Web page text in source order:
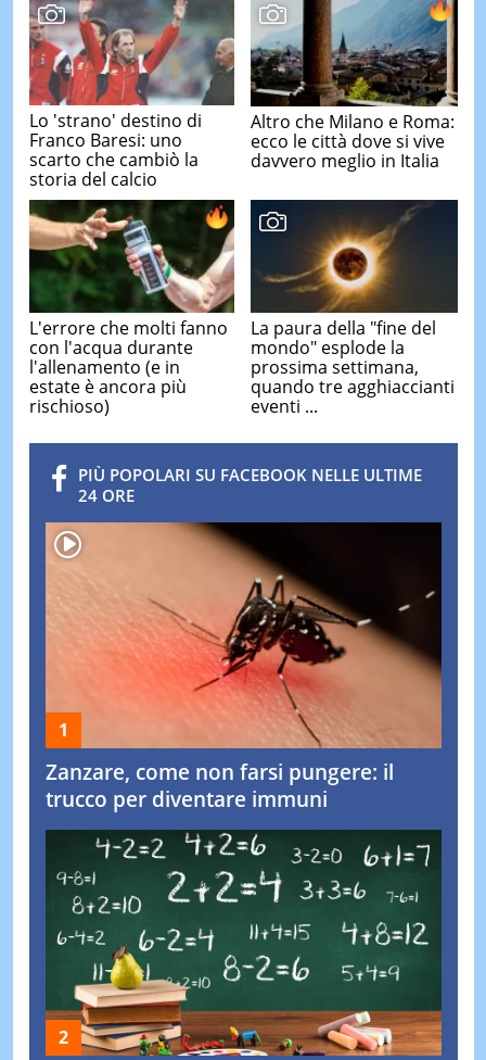
Lo 'strano' destino di
Franco Baresi: uno
scarto che cambiò la
storia del calcio
Altro che Milano e Roma:
ecco le città dove si vive
davvero meglio in Italia
L'errore che molti fanno
con l'acqua durante
l'allenamento (e in
estate è ancora più
rischioso)
La paura della "fine del
mondo" esplode la
prossima settimana,
quando tre agghiaccianti
eventi ...
PIÙ POPOLARI SU FACEBOOK NELLE ULTIME
24 ORE
Zanzare, come non farsi pungere: il
trucco per diventare immuni